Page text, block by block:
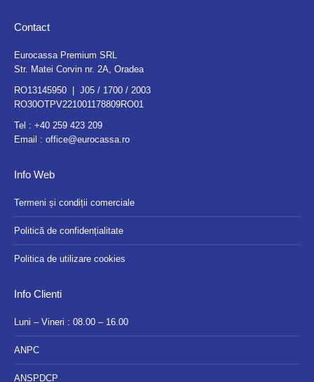
Contact
Eurocassa Premium SRL
Str. Matei Corvin nr. 2A, Oradea
RO13145950 | J05 / 1700 / 2003
RO30OTPV221001178809RO01
Tel : +40 259 423 209
Email : office@eurocassa.ro
Info Web
Termeni și condiții comerciale
Politică de confidențialitate
Politica de utilizare cookies
Info Clienti
Luni – Vineri : 08.00 – 16.00
ANPC
ANSPDCP